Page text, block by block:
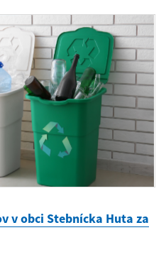
v obci Stebnícka Huta za